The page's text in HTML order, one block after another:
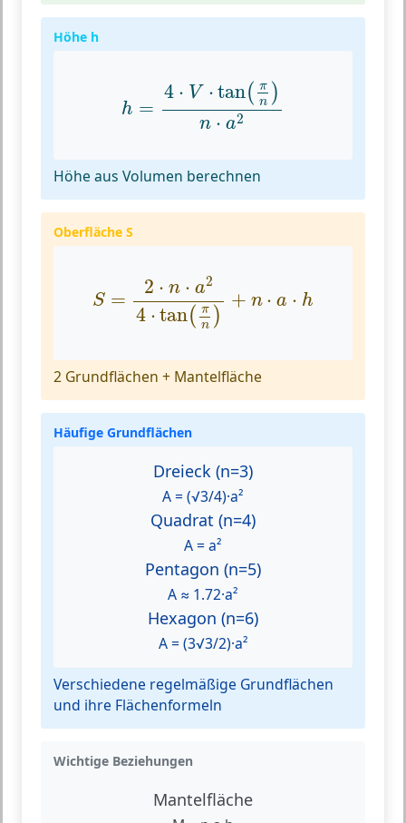
Höhe h
h =
4 ⋅ V ⋅ tan( π
n )
n ⋅ a2
V tan π n ⋅a2
Höhe aus Volumen berechnen
Oberfläche S
S =
2 ⋅ n ⋅ a2
4 ⋅ tan( π
n )
+ n ⋅ a ⋅ h
⋅a tan
2 Grundflächen + Mantelfläche
Häufige Grundflächen
Dreieck (n=3)
A = (√3/4)·a²
Quadrat (n=4)
A = a²
Pentagon (n=5)
A ≈ 1.72·a²
Hexagon (n=6)
A = (3√3/2)·a²
Verschiedene regelmäßige Grundflächen
und ihre Flächenformeln
Wichtige Beziehungen
Mantelfläche